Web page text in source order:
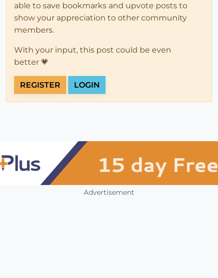
able to save bookmarks and upvote posts to
show your appreciation to other community
members.
With your input, this post could be even
better 💗
REGISTER LOGIN
Advertisement